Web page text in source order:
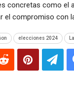
concretas como el
compromiso con
elecciones 2024